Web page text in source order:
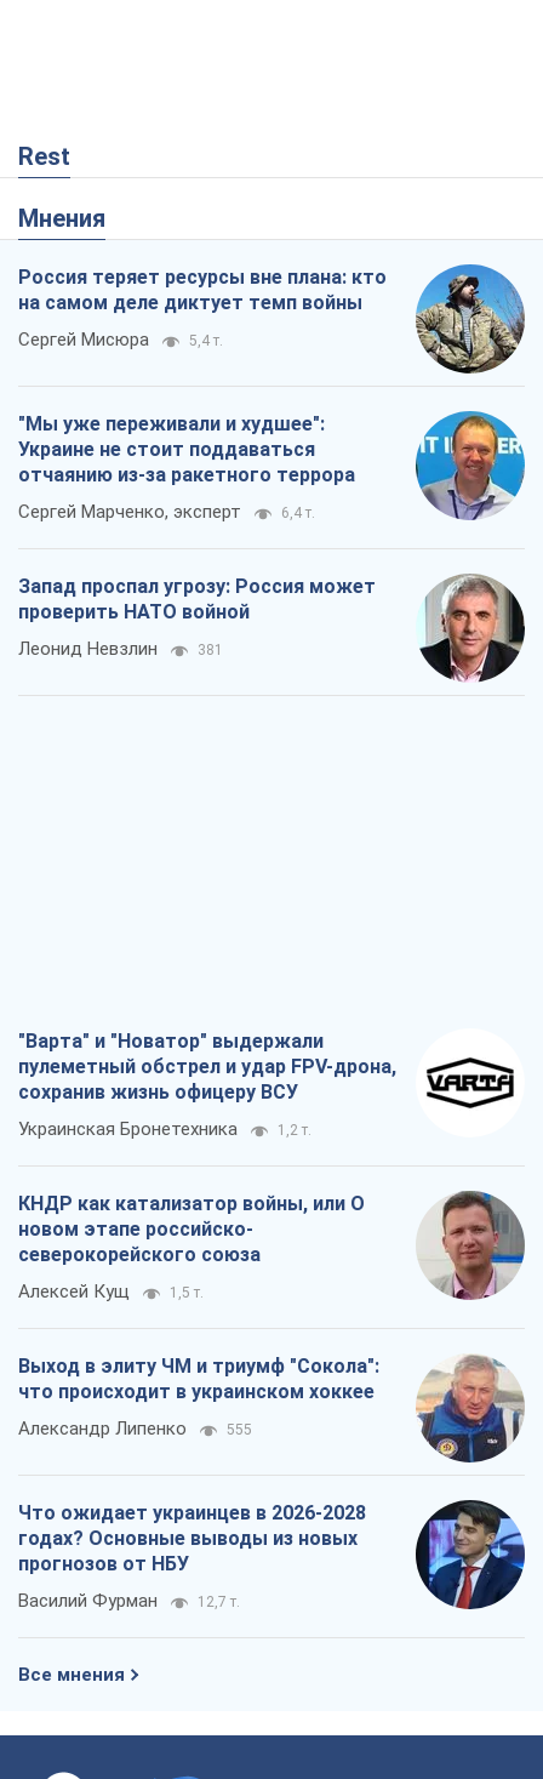
Rest
Мнения
Россия теряет ресурсы вне плана: кто
на самом деле диктует темп войны
Сергей Мисюра 5,4 т.
"Мы уже переживали и худшее":
Украине не стоит поддаваться
отчаянию из-за ракетного террора
Сергей Марченко, эксперт 6,4 т.
Запад проспал угрозу: Россия может
проверить НАТО войной
Леонид Невзлин 381
"Варта" и "Новатор" выдержали
пулеметный обстрел и удар FPV-дрона,
сохранив жизнь офицеру ВСУ
Украинская Бронетехника 1,2 т.
КНДР как катализатор войны, или О
новом этапе российско-
северокорейского союза
Алексей Кущ 1,5 т.
Выход в элиту ЧМ и триумф "Сокола":
что происходит в украинском хоккее
Александр Липенко 555
Что ожидает украинцев в 2026-2028
годах? Основные выводы из новых
прогнозов от НБУ
Василий Фурман 12,7 т.
Все мнения